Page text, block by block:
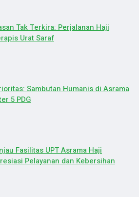
Tak Terkira: Perjalanan Haji
Urat Saraf
Sambutan Humanis di Asrama
5 PDG
Fasilitas UPT Asrama Haji
Pelayanan dan Kebersihan